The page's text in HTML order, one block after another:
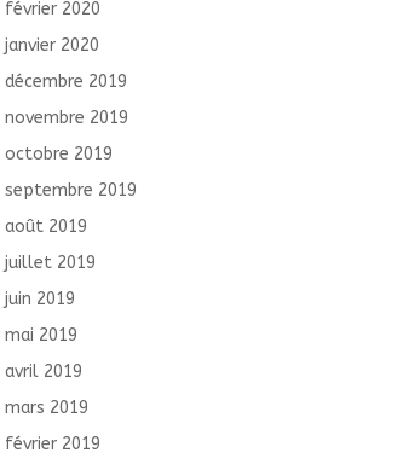
février 2020
janvier 2020
décembre 2019
novembre 2019
octobre 2019
septembre 2019
août 2019
juillet 2019
juin 2019
mai 2019
avril 2019
mars 2019
février 2019